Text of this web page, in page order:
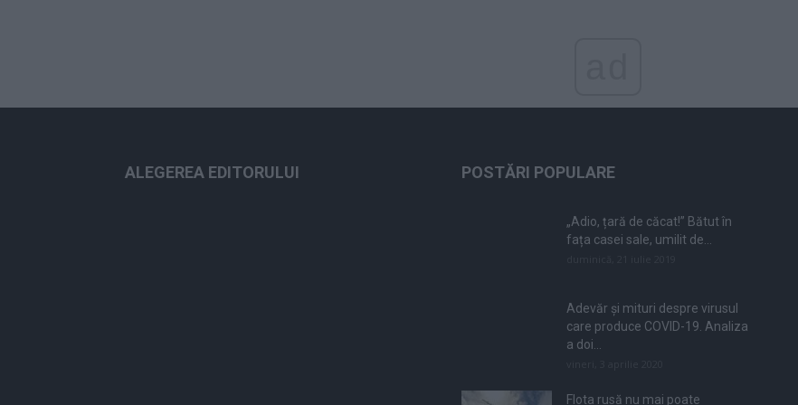
ALEGEREA EDITORULUI POSTĂRI POPULARE
„Adio, țară de căcat!” Bătut în
fața casei sale, umilit de...
Adevăr și mituri despre virusul
care produce COVID-19. Analiza
a doi...
Flota rusă nu mai poate